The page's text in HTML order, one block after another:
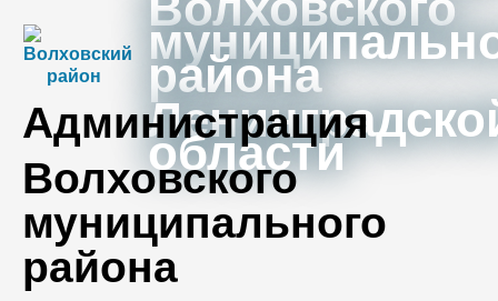
района
области
Администрация
Волховского
муниципального
района